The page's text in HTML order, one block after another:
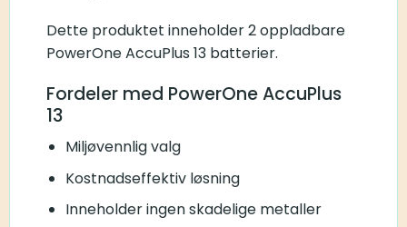
Dette produktet inneholder 2 oppladbare
PowerOne AccuPlus 13 batterier.
Fordeler med PowerOne AccuPlus
13
Miljøvennlig valg
Kostnadseffektiv løsning
Inneholder ingen skadelige metaller